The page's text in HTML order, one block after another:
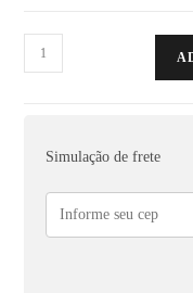
Simulação de frete